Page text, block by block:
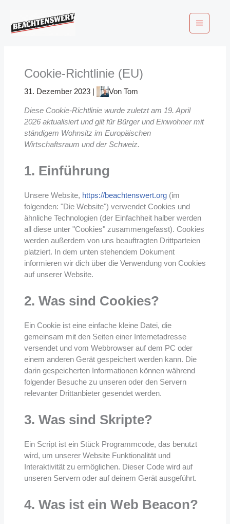
springen
Cookie-Richtlinie (EU)
31. Dezember 2023 | Von Tom
Diese Cookie-Richtlinie wurde zuletzt am 19. April
2026 aktualisiert und gilt für Bürger und Einwohner mit
ständigem Wohnsitz im Europäischen
Wirtschaftsraum und der Schweiz.
1. Einführung
Unsere Website, https://beachtenswert.org(im
folgenden: "Die Website") verwendet Cookies und
ähnliche Technologien (der Einfachheit halber werden
all diese unter "Cookies" zusammengefasst). Cookies
werden außerdem von uns beauftragten Drittparteien
platziert. In dem unten stehendem Dokument
informieren wir dich über die Verwendung von Cookies
auf unserer Website.
2. Was sind Cookies?
Ein Cookie ist eine einfache kleine Datei, die
gemeinsam mit den Seiten einer Internetadresse
versendet und vom Webbrowser auf dem PC oder
einem anderen Gerät gespeichert werden kann. Die
darin gespeicherten Informationen können während
folgender Besuche zu unseren oder den Servern
relevanter Drittanbieter gesendet werden.
3. Was sind Skripte?
Ein Script ist ein Stück Programmcode, das benutzt
wird, um unserer Website Funktionalität und
Interaktivität zu ermöglichen. Dieser Code wird auf
unseren Servern oder auf deinem Gerät ausgeführt.
4. Was ist ein Web Beacon?